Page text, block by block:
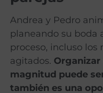
Andrea y Pedro
planeando su boda
proceso, incluso
agitados.
magnitud puede
también es una